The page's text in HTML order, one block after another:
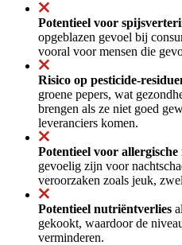
Potentieel voor
opgeblazen gevoel bij
vooral voor mensen die
Risico op pesticide-
groene pepers, wat
brengen als ze niet goed
leveranciers komen.
Potentieel voor allergische
gevoelig zijn voor
veroorzaken zoals jeuk,
Potentieel nutriëntverlies
gekookt, waardoor de
verminderen.